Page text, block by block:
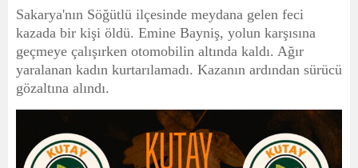
Sakarya'nın Söğütlü ilçesinde meydana gelen feci
kazada bir kişi öldü. Emine Bayniş, yolun karşısına
geçmeye çalışırken otomobilin altında kaldı. Ağır
yaralanan kadın kurtarılamadı. Kazanın ardından sürücü
gözaltına alındı.